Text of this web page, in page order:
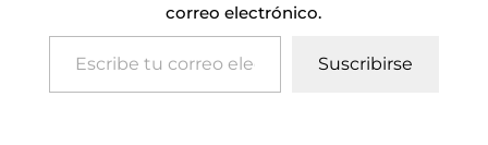
correo electrónico.
Escribe tu correo electrónico…
Suscribirse